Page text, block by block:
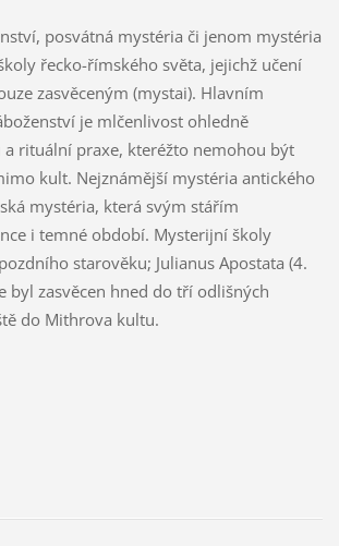
posvátná mystéria či jenom mystéria
řecko-římského světa, jejichž učení
zasvěceným (mystai). Hlavním
je mlčenlivost ohledně
rituální praxe, kteréžto nemohou být
kult. Nejznámější mystéria antického
mystéria, která svým stářím
i temné období. Mysterijní školy
starověku; Julianus Apostata (4.
byl zasvěcen hned do tří odlišných
do Mithrova kultu.